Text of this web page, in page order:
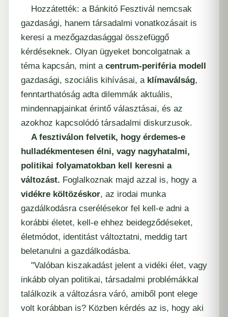
Hozzátették: a Bánkitó Fesztivál nemcsak
gazdasági, hanem társadalmi vonatkozásait is
keresi a mezőgazdasággal összefüggő
kérdéseknek. Olyan ügyeket boncolgatnak a
téma kapcsán, mint a centrum-periféria modell
gazdasági, szociális kihívásai, a klímaválság,
fenntarthatóság adta dilemmák aktuális,
mindennapjainkat érintő választásai, és az
azokhoz kapcsolódó társadalmi diskurzusok.
A fesztiválon felvetik, hogy érdemes-e
hulladékmentesen élni, vagy nagyhatalmi,
politikai folyamatokban kell keresni a
változást. Foglalkoznak majd azzal is, hogy a
vidékre költözéskor, az irodai munka
gazdálkodásra cserélésekor fel kell-e adni a
korábbi életet, kell-e ehhez beidegződéseket,
életmódot, identitást változtatni, meddig tart
beletanulni a gazdálkodásba.
"Valóban kiszakadást jelent a vidéki élet, vagy
inkább olyan politikai, társadalmi problémákkal
találkozik a változásra váró, amiből pont elege
volt korábban is? Közben kérdés az is, hogy aki